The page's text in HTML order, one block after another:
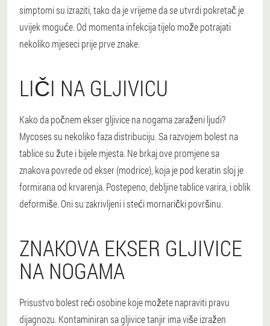
simptomi su izraziti, tako da je vrijeme da se utvrdi pokretač je
uvijek moguće. Od momenta infekcija tijelo može potrajati
nekoliko mjeseci prije prve znake.
LIČI NA GLJIVICU
Kako da počnem ekser gljivice na nogama zaraženi ljudi?
Mycoses su nekoliko faza distribuciju. Sa razvojem bolest na
tablice su žute i bijele mjesta. Ne brkaj ove promjene sa
znakova povrede od ekser (modrice), koja je pod keratin sloj je
formirana od krvarenja. Postepeno, debljine tablice varira, i oblik
deformiše. Oni su zakrivljeni i steći mornarički površinu.
ZNAKOVA EKSER GLJIVICE
NA NOGAMA
Prisustvo bolest reći osobine koje možete napraviti pravu
dijagnozu. Kontaminiran sa gljivice tanjir ima više izražen